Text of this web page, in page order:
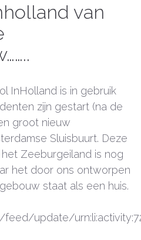
van
InHolland is in gebruik
zijn gestart (na de
groot nieuw
Sluisbuurt. Deze
Zeeburgeiland is nog
het door ons ontworpen
staat als een huis.
update/